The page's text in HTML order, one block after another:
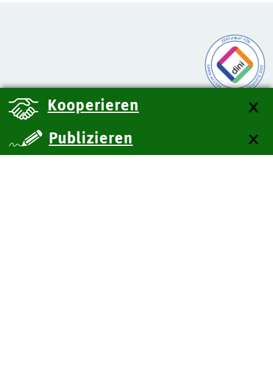
Publizieren
Kooperieren